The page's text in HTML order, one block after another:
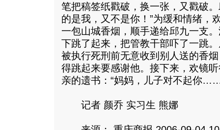
笔把稿签纸戳破，换一张，又戳破
的是我，又不是你！”为缓和情绪，
一包山城香烟，顺手递给邱九一支
下跳了起来，把管教干部吓了一跳
被执行死刑前无意收到别人送的香
得跳起来要感谢他。接下来，欢镜
亲的遗书：“妈妈，儿子对不起你
记者 颜乔 实习生 熊娜